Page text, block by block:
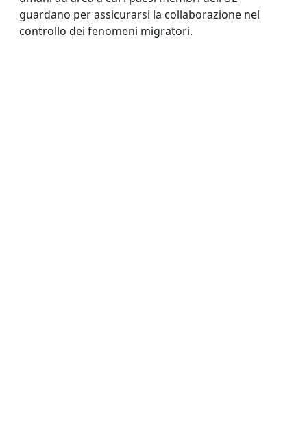
guardano per assicurarsi la collaborazione nel
controllo dei fenomeni migratori.